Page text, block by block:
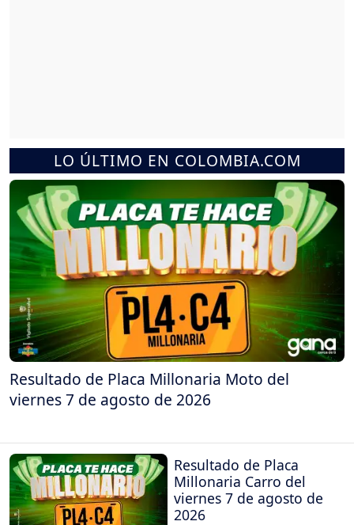
LO ÚLTIMO EN COLOMBIA.COM
Resultado de Placa Millonaria Moto del
viernes 7 de agosto de 2026
Resultado de Placa
Millonaria Carro del
viernes 7 de agosto de
2026